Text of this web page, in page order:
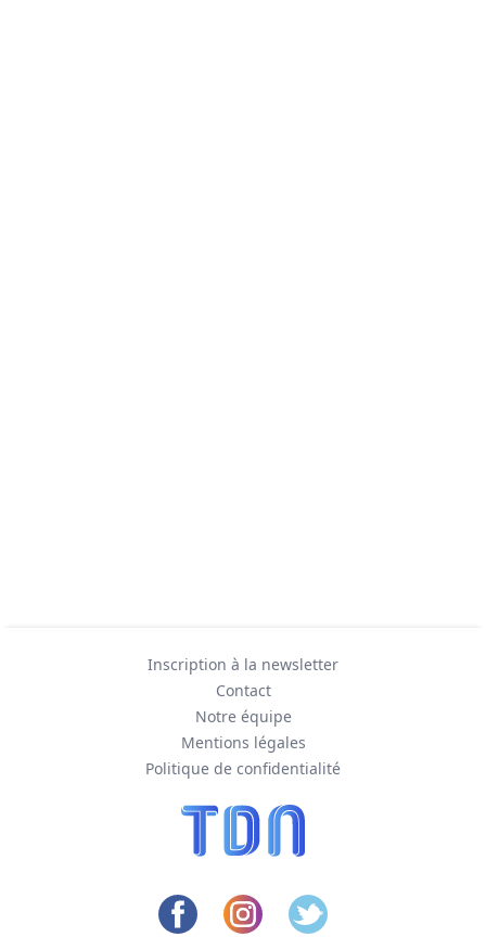
Inscription à la newsletter
Contact
Notre équipe
Mentions légales
Politique de confidentialité